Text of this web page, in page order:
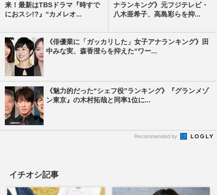
来！最新はTBSドラマ『時すで
におスシ!?』“カメレオ...
ナランキング》元フジテレビ・
八木亜希子、高島彩らを抑...
《俳優業に「ガッカリした」女子アナランキング》田
中みな実、森香澄らを抑えた“ワー...
《魅力的だった“シェフ役”ランキング》『グランメゾ
ン東京』の木村拓哉と同率1位に...
Recommended by
イチオシ記事